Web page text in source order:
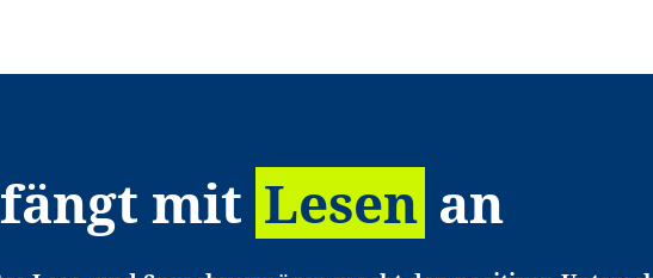
mit Lesen an